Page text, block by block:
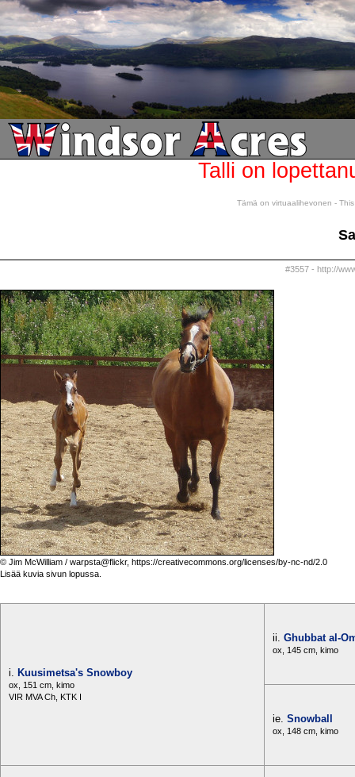
Talli on
Tämä on virtuaalihevonen -
#3557 - http://
© Jim McWilliam / warpsta@flickr, https://creativecommons.org/licenses/by-nc-nd/2.0
Lisää kuvia sivun lopussa.
i. Kuusimetsa's Snowboy
ox, 151 cm, kimo
VIR MVA Ch, KTK I
ii. Ghubbat al-
ox, 145 cm, kimo
ie. Snowball
ox, 148 cm, kimo